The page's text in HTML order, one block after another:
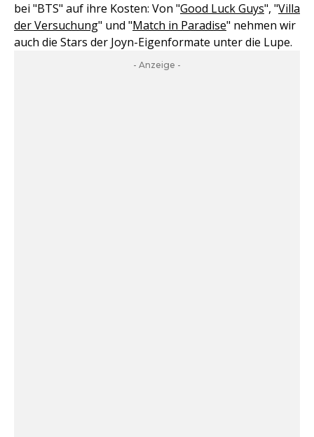
bei "BTS" auf ihre Kosten: Von "Good Luck Guys", "Villa
der Versuchung" und "Match in Paradise" nehmen wir
auch die Stars der Joyn-Eigenformate unter die Lupe.
- Anzeige -